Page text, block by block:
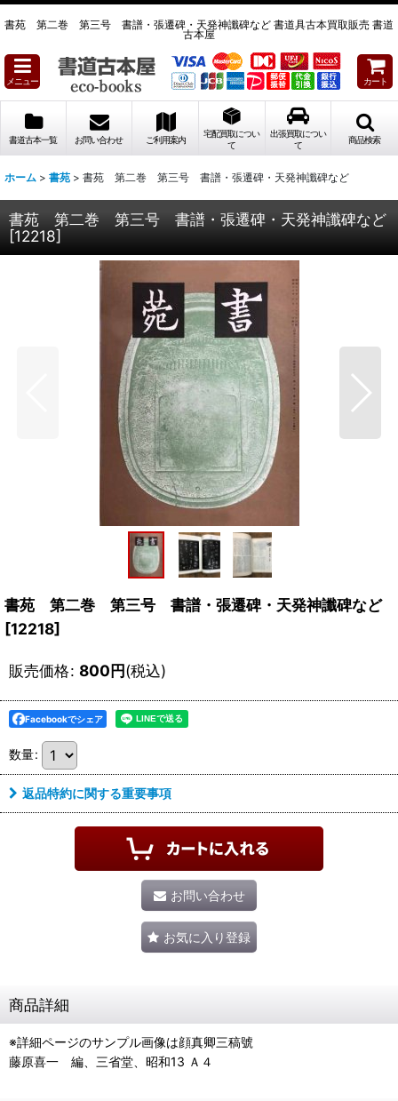
書苑 第二巻 第三号 書譜・張遷碑・天発神讖碑など 書道具古本買取販売 書道
古本屋
メニュー カート
書道古本一覧 お問い合わせ ご利用案内
宅配買取につい
て
出張買取につい
て
商品検索
ホーム > 書苑 > 書苑 第二巻 第三号 書譜・張遷碑・天発神讖碑など
書苑 第二巻 第三号 書譜・張遷碑・天発神讖碑など
[12218]
書苑 第二巻 第三号 書譜・張遷碑・天発神讖碑など
[12218]
販売価格: 800円(税込)
Facebookでシェア
数量:
返品特約に関する重要事項
お問い合わせ
お気に入り登録
商品詳細
※詳細ページのサンプル画像は顔真卿三稿號
藤原喜一 編、三省堂、昭和13 Ａ４